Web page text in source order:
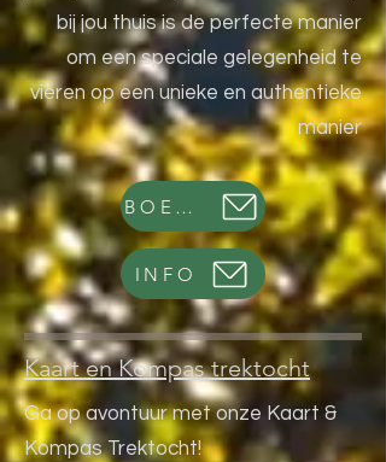
bij jou thuis is de perfecte manier
om een speciale gelegenheid te
vieren op een unieke en authentieke
manier
BOEK NU
INFO
Kaart en Kompas trektocht
Ga op avontuur met onze Kaart &
Kompas Trektocht!